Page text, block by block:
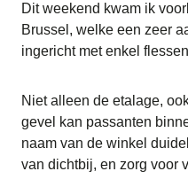
Dit weekend kwam ik
Brussel, welke een zeer
ingericht met enkel
Niet alleen de etalage,
gevel kan passanten
naam van de winkel
van dichtbij, en zorg voor